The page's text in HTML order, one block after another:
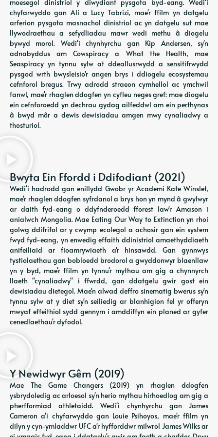
moesegol dinistriol y diwydiant pysgota byd-eang. Wedi'i
chyfarwyddo gan Ali a Lucy Tabrizi, mae'r ffilm yn datgelu
arferion pysgota masnachol dinistriol ac yn datgelu sut mae
llywodraethau a sefydliadau mawr wedi methu â diogelu
bywyd morol. Wedi'i chynhyrchu gan Kip Andersen, sy'n
adnabyddus am Cowspiracy a What the Health, mae
Seaspiracy yn tynnu sylw at ddeallusrwydd a sensitifrwydd
pysgod wrth bwysleisio'r angen brys i ddiogelu ecosystemau
cefnforol bregus. Trwy adrodd straeon cymhellol ac ymchwil
fanwl, mae'r rhaglen ddogfen yn cyfleu neges gref: mae diogelu
ein cefnforoedd yn dechrau gydag ailfeddwl am ein perthynas
â bwyd môr a dewis dewisiadau amgen mwy cynaliadwy a
thosturiol.
Bwyta Ein Ffordd i Ddifodiant (2021)
Wedi'i hadrodd gan enillydd Gwobr yr Academi Kate Winslet,
mae'r rhaglen ddogfen syfrdanol a brys hon yn mynd â gwylwyr
ar daith fyd-eang o ddyfnderoedd fforest law'r Amason i
anialwch Mongolia. Mae Eating Our Way to Extinction yn rhoi
golwg ddifrifol ar y cwymp ecolegol a achosir gan ein system
fwyd fyd-eang, yn enwedig effaith ddinistriol amaethyddiaeth
anifeiliaid ar fioamrywiaeth a'r hinsawdd. Gan gynnwys
tystiolaethau gan bobloedd brodorol a gwyddonwyr blaenllaw
yn y byd, mae'r ffilm yn tynnu'r mythau am gig a chynnyrch
llaeth "cynaliadwy" i ffwrdd, gan ddatgelu gwir gost ein
dewisiadau dietegol. Mae'n alwad deffro sinematig bwerus sy'n
tynnu sylw at y diet sy'n seiliedig ar blanhigion fel yr offeryn
mwyaf effeithiol sydd gennym i amddiffyn ein planed ar gyfer
cenedlaethau'r dyfodol.
Y Newidwyr Gêm (2019)
Mae The Game Changers (2019) yn rhaglen ddogfen
ysbrydoledig ac arloesol sy'n herio mythau hirhoedlog am gig a
pherfformiad athletaidd. Wedi'i chynhyrchu gan James
Cameron a'i chyfarwyddo gan Louie Psihoyos, mae'r ffilm yn
dilyn y cyn-ymladdwr UFC a'r hyfforddwr milwrol James Wilks ar